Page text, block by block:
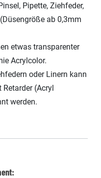
Pipette, Ziehfeder,
ab 0,3mm
etwas transparenter
Acrylcolor.
oder Linern kann
(Acryl
werden.